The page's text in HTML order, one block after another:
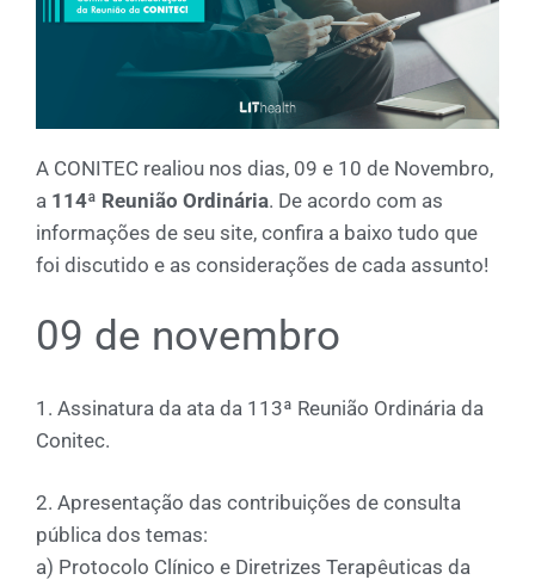
A CONITEC realiou nos dias, 09 e 10 de Novembro,
a 114ª Reunião Ordinária. De acordo com as
informações de seu site, confira a baixo tudo que
foi discutido e as considerações de cada assunto!
09 de novembro
1. Assinatura da ata da 113ª Reunião Ordinária da
Conitec.
2. Apresentação das contribuições de consulta
pública dos temas:
a) Protocolo Clínico e Diretrizes Terapêuticas da